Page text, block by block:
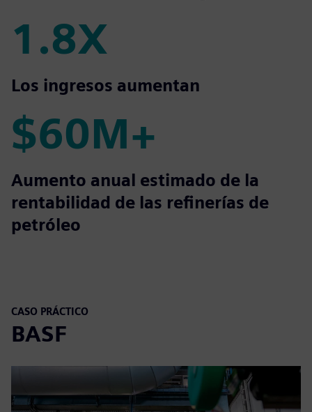
1.8X
1.8X
Los ingresos aumentan
$60M+
$60M+
Aumento anual estimado de la
rentabilidad de las refinerías de
petróleo
CASO PRÁCTICO
BASF